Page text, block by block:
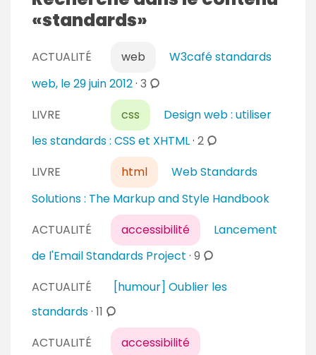
standards
ACTUALITÉ web
W3café standards
web, le 29 juin 2012· 3 c
o
m
e
n
t
a
i
e
LIVRE css
Design web : utiliser
les standards : CSS et XHTML· 2c
m
m
a
i
LIVRE html
Web Standards
Solutions : The Markup and Style Handbook
ACTUALITÉ
accessibilité
Lancement
de l'Email Standards Project · 9 c
m
ACTUALITÉ
[humour] Oublier les
standards· 11 c
ACTUALITÉ
accessibilité